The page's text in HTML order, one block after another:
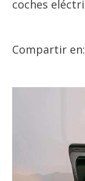
Compartir en: